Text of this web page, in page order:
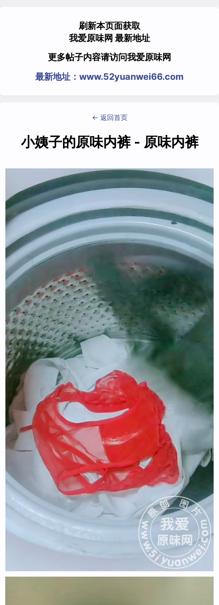
刷新本页面获取
我爱原味网 最新地址
更多帖子内容请访问我爱原味网
最新地址：www.52yuanwei66.com
← 返回首页
小姨子的原味内裤 - 原味内裤